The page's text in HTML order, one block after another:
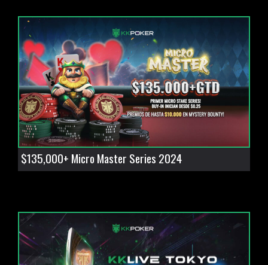
$135,000+ Micro Master Series 2024